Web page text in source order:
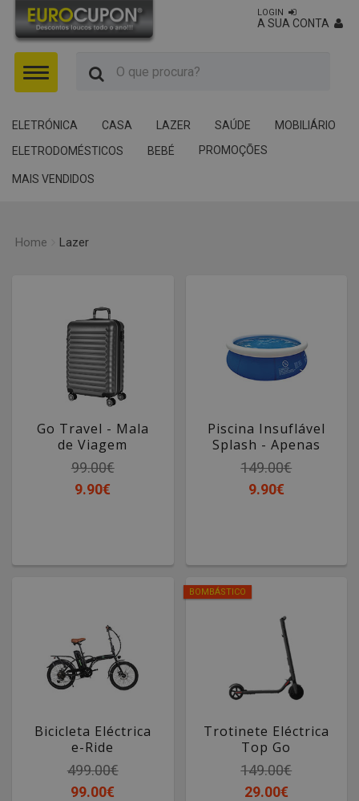
Menu
LOGIN
A SUA CONTA
ELETRÓNICA CASA LAZER SAÚDE
MOBILIÁRIO
ELETRODOMÉSTICOS
BEBÉ PROMOÇÕES
MAIS VENDIDOS
Home Lazer
Go Travel - Mala
de Viagem
99.00€
9.90€
Piscina Insuflável
Splash - Apenas
9,90€
149.00€
9.90€
Bicicleta Eléctrica
e-Ride
Urbana e Dobrável
499.00€
99.00€
BOMBÁSTICO
Trotinete Eléctrica
Top Go
149.00€
29.00€